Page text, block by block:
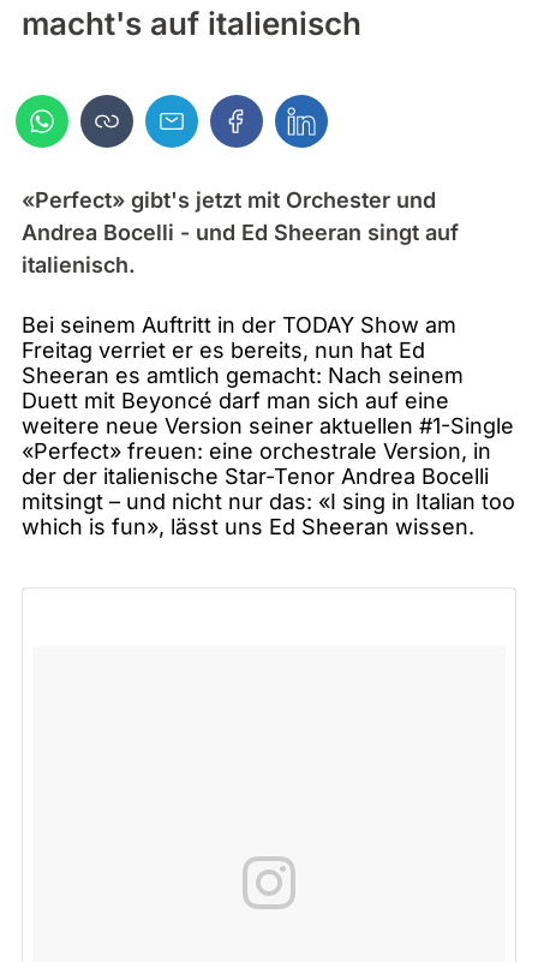
macht's auf italienisch
«Perfect» gibt's jetzt mit Orchester und
Andrea Bocelli - und Ed Sheeran singt auf
italienisch.
Bei seinem Auftritt in der TODAY Show am
Freitag verriet er es bereits, nun hat Ed
Sheeran es amtlich gemacht: Nach seinem
Duett mit Beyoncé darf man sich auf eine
weitere neue Version seiner aktuellen #1-Single
«Perfect» freuen: eine orchestrale Version, in
der der italienische Star-Tenor Andrea Bocelli
mitsingt – und nicht nur das: «I sing in Italian too
which is fun», lässt uns Ed Sheeran wissen.